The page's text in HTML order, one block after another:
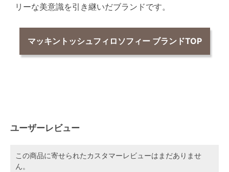
リーな美意識を引き継いだブランドです。
マッキントッシュフィロソフィー ブランドTOP
ユーザーレビュー
この商品に寄せられたカスタマーレビューはまだありませ
ん。